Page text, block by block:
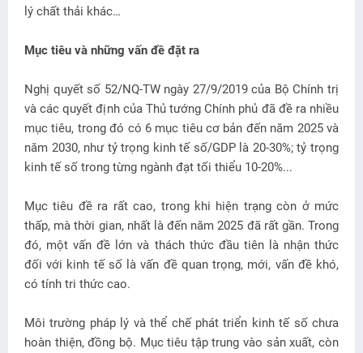
lý chất thải khác…
Mục tiêu và những vấn đề đặt ra
Nghị quyết số 52/NQ-TW ngày 27/9/2019 của Bộ Chính trị
và các quyết định của Thủ tướng Chính phủ đã đề ra nhiều
mục tiêu, trong đó có 6 mục tiêu cơ bản đến năm 2025 và
năm 2030, như tỷ trọng kinh tế số/GDP là 20-30%; tỷ trọng
kinh tế số trong từng ngành đạt tối thiểu 10-20%...
Mục tiêu đề ra rất cao, trong khi hiện trạng còn ở mức
thấp, mà thời gian, nhất là đến năm 2025 đã rất gần. Trong
đó, một vấn đề lớn và thách thức đầu tiên là nhận thức
đối với kinh tế số là vấn đề quan trọng, mới, vấn đề khó,
có tính tri thức cao.
Môi trường pháp lý và thể chế phát triển kinh tế số chưa
hoàn thiện, đồng bộ. Mục tiêu tập trung vào sản xuất, còn